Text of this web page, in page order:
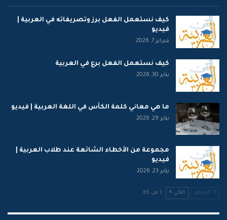
كيف نستعمل الفعل برز وتصريفاته في العربية |
فيديو
فبراير 7, 2026
كيف نستعمل الفعل برع في العربية
يناير 30, 2026
ما هي معاني كلمة الكأس في اللغة العربية | فيديو
يناير 29, 2026
مجموعة من الأخطاء الشائعة عند طلاب العربية |
فيديو
يناير 23, 2026
السابق التالي 1 من 85